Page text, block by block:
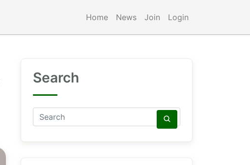
Home News Join Login
Search